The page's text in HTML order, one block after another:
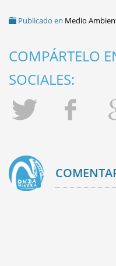
Publicado en Medio
COMPÁRTELO
SOCIALES: